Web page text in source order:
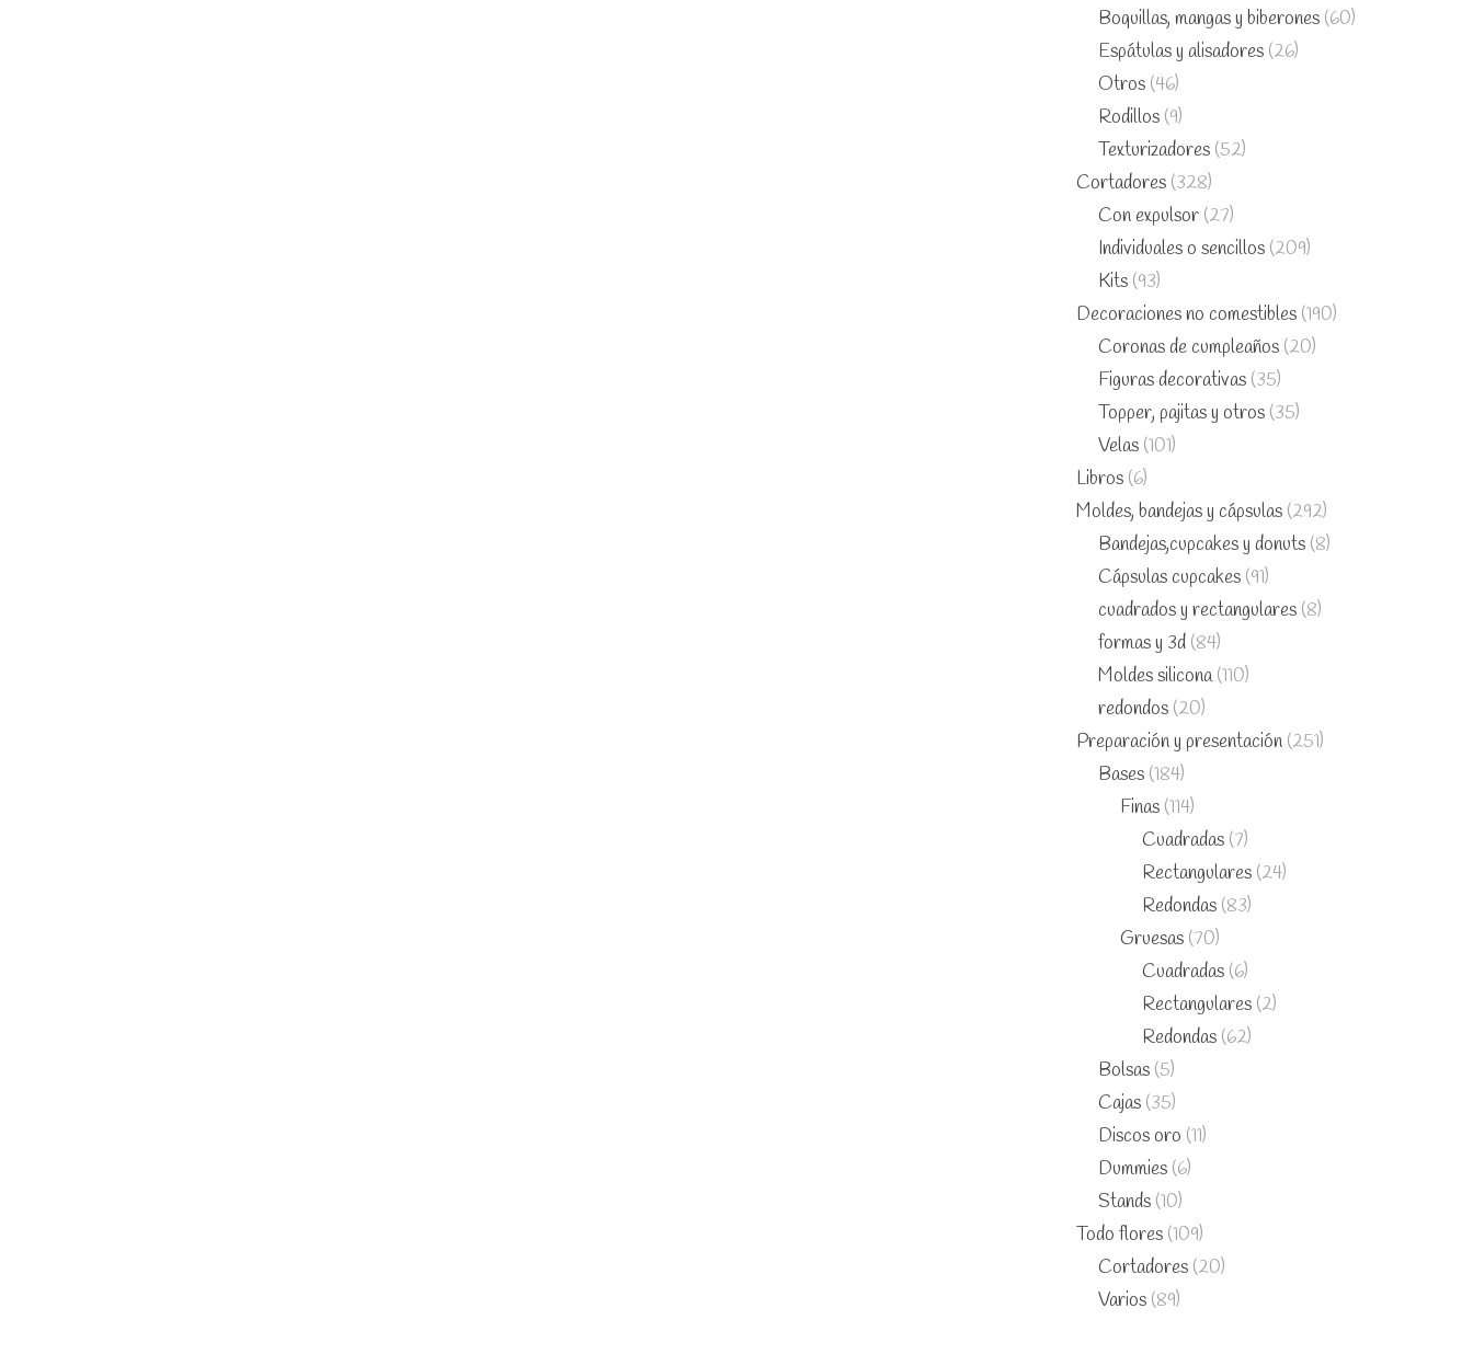
Boquillas, mangas y biberones (60)
Espátulas y alisadores (26)
Otros (46)
Rodillos (9)
Texturizadores (52)
Cortadores (328)
Con expulsor (27)
Individuales o sencillos (209)
Kits (93)
Decoraciones no comestibles (190)
Coronas de cumpleaños (20)
Figuras decorativas (35)
Topper, pajitas y otros (35)
Velas (101)
Libros (6)
Moldes, bandejas y cápsulas (292)
Bandejas,cupcakes y donuts (8)
Cápsulas cupcakes (91)
cuadrados y rectangulares (8)
formas y 3d (84)
Moldes silicona (110)
redondos (20)
Preparación y presentación (251)
Bases (184)
Finas (114)
Cuadradas (7)
Rectangulares (24)
Redondas (83)
Gruesas (70)
Cuadradas (6)
Rectangulares (2)
Redondas (62)
Bolsas (5)
Cajas (35)
Discos oro (11)
Dummies (6)
Stands (10)
Todo flores (109)
Cortadores (20)
Varios (89)